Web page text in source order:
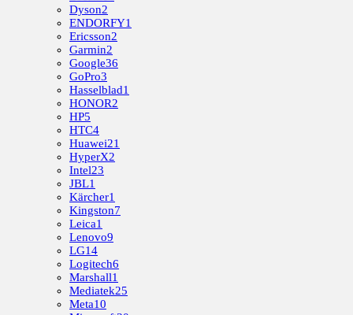
Dyson2
ENDORFY1
Ericsson2
Garmin2
Google36
GoPro3
Hasselblad1
HONOR2
HP5
HTC4
Huawei21
HyperX2
Intel23
JBL1
Kärcher1
Kingston7
Leica1
Lenovo9
LG14
Logitech6
Marshall1
Mediatek25
Meta10